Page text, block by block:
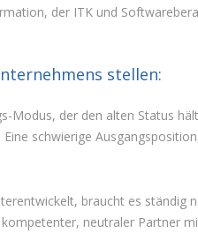
der ITK und
stellen:
der den alten Status
schwierige
braucht es
neutraler Partner